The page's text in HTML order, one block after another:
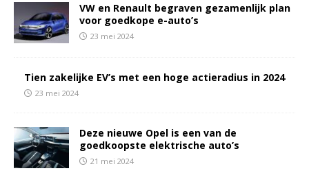
VW en Renault begraven gezamenlijk plan
voor goedkope e-auto’s
23 mei 2024
Tien zakelijke EV’s met een hoge actieradius in 2024
23 mei 2024
Deze nieuwe Opel is een van de
goedkoopste elektrische auto’s
21 mei 2024